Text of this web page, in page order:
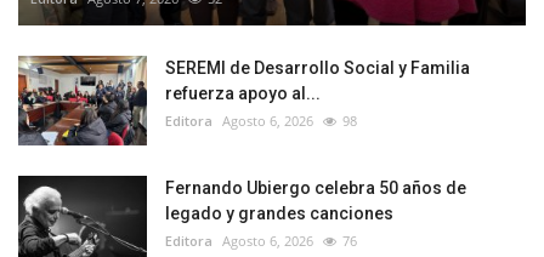
SEREMI de Desarrollo Social y Familia
refuerza apoyo al...
Editora Agosto 6, 2026 98
Fernando Ubiergo celebra 50 años de
legado y grandes canciones
Editora Agosto 6, 2026 76